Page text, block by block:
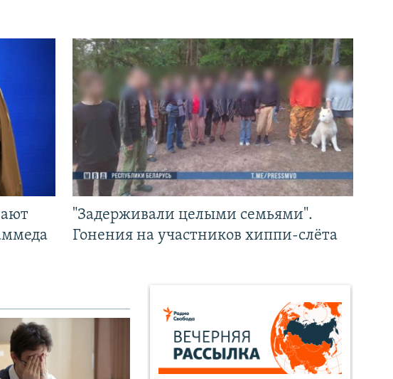
"Задерживали целыми семьями".
Гонения на участников хиппи-слёта